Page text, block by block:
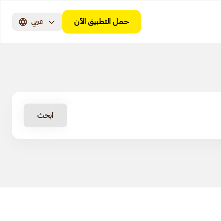
حمل التطبيق الآن عربي
ابحث